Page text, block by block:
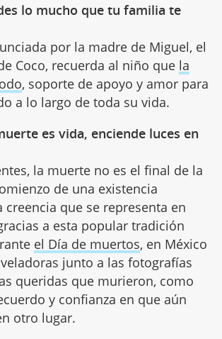
lo mucho que tu familia te
por la madre de Miguel, el
Coco, recuerda al niño que la
, soporte de apoyo y amor para
a lo largo de toda su vida.
es vida, enciende luces en
la muerte no es el final de la
de una existencia
creencia que se representa en
a esta popular tradición
el Día de muertos, en México
junto a las fotografías
queridas que murieron, como
y confianza en que aún
otro lugar.